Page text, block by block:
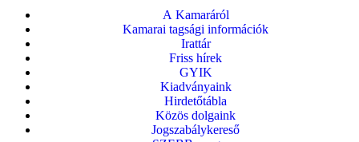
A Kamaráról
Kamarai tagsági információk
Irattár
Friss hírek
GYIK
Kiadványaink
Hirdetőtábla
Közös dolgaink
Jogszabálykereső